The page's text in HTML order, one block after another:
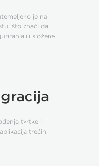
je na
što znači da
ili složene
tvrtke i
trećih